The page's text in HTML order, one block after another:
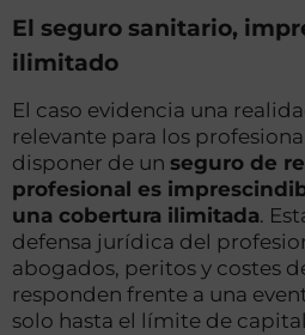
El seguro sanitario,
ilimitado
El caso evidencia una
relevante para los
disponer de un seguro de
profesional es
una cobertura ilimitada.
defensa jurídica del
abogados, peritos y costes
responden frente a una
solo hasta el límite de